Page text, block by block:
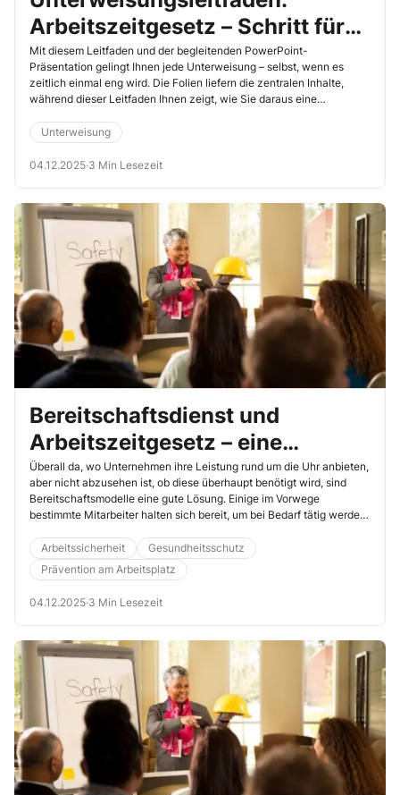
Arbeitszeitgesetz – Schritt für
Schritt durch die Präsentation
Mit diesem Leitfaden und der begleitenden PowerPoint-
Präsentation gelingt Ihnen jede Unterweisung – selbst, wenn es
zeitlich einmal eng wird. Die Folien liefern die zentralen Inhalte,
während dieser Leitfaden Ihnen zeigt, wie Sie daraus eine
die vorgeschlagenen Fragen, Diskussionen und Übungen, um Ihre
Teilnehmenden aktiv einzubinden und das Thema praxisnah zu
vermitteln.
Unterweisung
04.12.2025·3 Min Lesezeit
Bereitschaftsdienst und
Arbeitszeitgesetz – eine
komplizierte Kombination
Überall da, wo Unternehmen ihre Leistung rund um die Uhr anbieten,
aber nicht abzusehen ist, ob diese überhaupt benötigt wird, sind
Bereitschaftsmodelle eine gute Lösung. Einige im Vorwege
bestimmte Mitarbeiter halten sich bereit, um bei Bedarf tätig werden
Notfalleinsätze in gewisser Weise planbar werden. Doch immer
wieder stellen sich die Beschäftigten die Frage: Wann zählt
Bereitschaft als Arbeitszeit und wann nicht? Schaffen Sie in der
Unterweisung Klarheit darüber anhand konkreter Beispiele.
Arbeitssicherheit
Gesundheitsschutz
Prävention am Arbeitsplatz
04.12.2025·3 Min Lesezeit